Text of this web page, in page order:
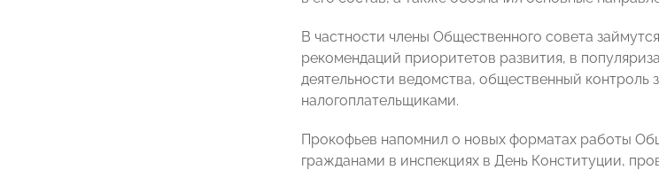
В частности члены Общественного совета
рекомендаций приоритетов развития, в
деятельности ведомства, общественный контроль
налогоплательщиками.
Прокофьев напомнил о новых форматах работы
гражданами в инспекциях в День Конституции,